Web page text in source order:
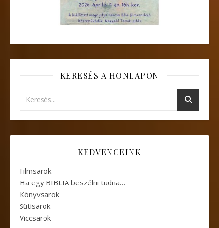
KERESÉS A HONLAPON
KEDVENCEINK
Filmsarok
Ha egy BIBLIA beszélni tudna…
Könyvsarok
Sütisarok
Viccsarok